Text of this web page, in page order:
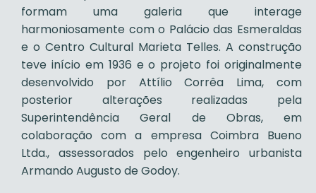
formam uma galeria que interage
harmoniosamente com o Palácio das Esmeraldas
e o Centro Cultural Marieta Telles. A construção
teve início em 1936 e o projeto foi originalmente
desenvolvido por Attílio Corrêa Lima, com
posterior alterações realizadas pela
Superintendência Geral de Obras, em
colaboração com a empresa Coimbra Bueno
Ltda., assessorados pelo engenheiro urbanista
Armando Augusto de Godoy.